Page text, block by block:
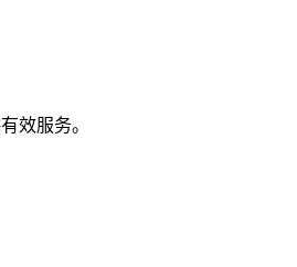
效服务。